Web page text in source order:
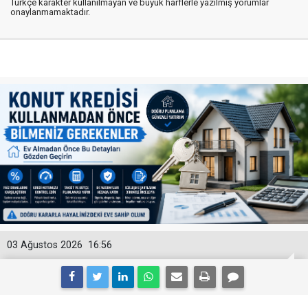
Türkçe karakter kullanılmayan ve büyük harflerle yazılmış yorumlar
onaylanmamaktadır.
16:56
03 Ağustos 2026